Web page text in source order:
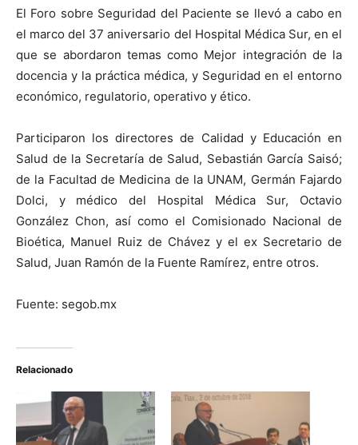
El Foro sobre Seguridad del Paciente se llevó a cabo en
el marco del 37 aniversario del Hospital Médica Sur, en el
que se abordaron temas como Mejor integración de la
docencia y la práctica médica, y Seguridad en el entorno
económico, regulatorio, operativo y ético.
Participaron los directores de Calidad y Educación en
Salud de la Secretaría de Salud, Sebastián García Saisó;
de la Facultad de Medicina de la UNAM, Germán Fajardo
Dolci, y médico del Hospital Médica Sur, Octavio
González Chon, así como el Comisionado Nacional de
Bioética, Manuel Ruiz de Chávez y el ex Secretario de
Salud, Juan Ramón de la Fuente Ramírez, entre otros.
Fuente: segob.mx
Relacionado